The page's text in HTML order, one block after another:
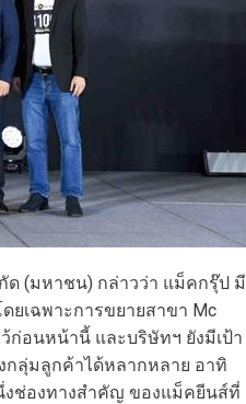
ด (มหาชน) กล่าวว่า แม็คกรุ๊ป มี
ยเฉพาะการขยายสาขา Mc
ก่อนหน้านี้ และบริษัทฯ ยังมีเป้า
กลุ่มลูกค้าได้หลากหลาย อาทิ
งช่องทางสำคัญ ของแม็คยีนส์ที่